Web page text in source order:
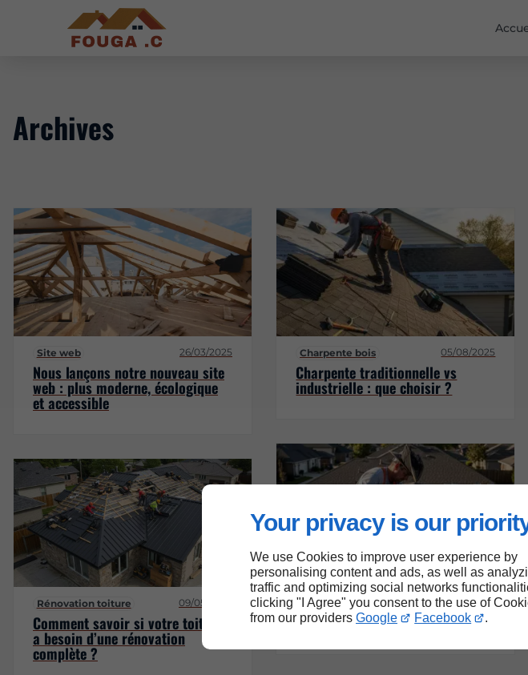
Your privacy is our
We use Cookies to improve user experience by
personalising content and ads, as well as
traffic and optimizing social networks
clicking "I Agree" you consent to the use of
from our providers Google Facebook .
Archives
Site web 26/03/2025
Nous lançons notre nouveau site
web : plus moderne, écologique
et accessible
Rénovation toiture 09/05/2025
Comment savoir si votre toiture
a besoin d’une rénovation
complète ?
Charpente bois 05/08/2025
Charpente traditionnelle vs
industrielle : que choisir ?
Nettoyage de toiture 05/09/2025
Pourquoi faut-il nettoyer
régulièrement sa toiture ?